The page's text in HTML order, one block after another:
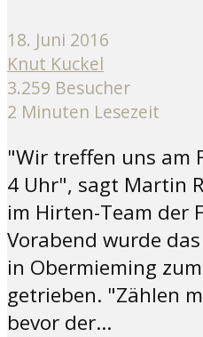
18. Juni 2016
Knut Kuckel
3.259 Besucher
2 Minuten Lesezeit
"Wir treffen uns am
4 Uhr", sagt Martin
im Hirten-Team der
Vorabend wurde
in Obermieming
getrieben. "Zählen
bevor der...